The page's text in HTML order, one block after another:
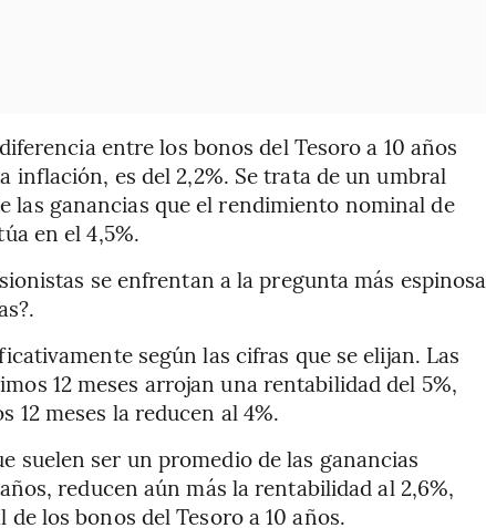
entre los bonos del Tesoro a 10 años
es del 2,2%. Se trata de un umbral
las ganancias que el rendimiento nominal de
en el 4,5%.
se enfrentan a la pregunta más espinosa
según las cifras que se elijan. Las
12 meses arrojan una rentabilidad del 5%,
12 meses la reducen al 4%.
suelen ser un promedio de las ganancias
reducen aún más la rentabilidad al 2,6%,
los bonos del Tesoro a 10 años.